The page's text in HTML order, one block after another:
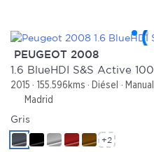
PEUGEOT 2008
1.6 BlueHDI S&S Active 100
2015 155.596kms Diésel
Manual
Madrid
Gris
+2